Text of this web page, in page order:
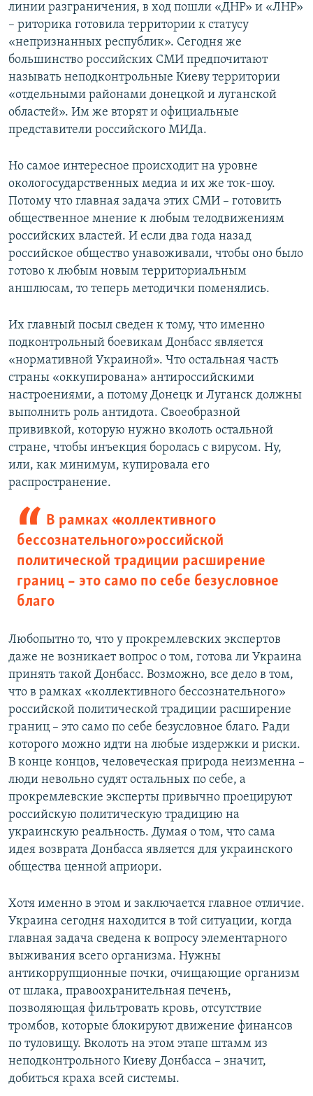
линии разграничения, в ход пошли «ДНР» и «ЛНР»
– риторика готовила территории к статусу
«непризнанных республик». Сегодня же
большинство российских СМИ предпочитают
называть неподконтрольные Киеву территории
«отдельными районами донецкой и луганской
областей». Им же вторят и официальные
представители российского МИДа.
Но самое интересное происходит на уровне
окологосударственных медиа и их же ток-шоу.
Потому что главная задача этих СМИ – готовить
общественное мнение к любым телодвижениям
российских властей. И если два года назад
российское общество унавоживали, чтобы оно было
готово к любым новым территориальным
аншлюсам, то теперь методички поменялись.
Их главный посыл сведен к тому, что именно
подконтрольный боевикам Донбасс является
«нормативной Украиной». Что остальная часть
страны «оккупирована» антироссийскими
настроениями, а потому Донецк и Луганск должны
выполнить роль антидота. Своеобразной
прививкой, которую нужно вколоть остальной
стране, чтобы инъекция боролась с вирусом. Ну,
или, как минимум, купировала его
распространение.
В рамках «коллективного
бессознательного» российской
политической традиции расширение
границ – это само по себе безусловное
благо
Любопытно то, что у прокремлевских экспертов
даже не возникает вопрос о том, готова ли Украина
принять такой Донбасс. Возможно, все дело в том,
что в рамках «коллективного бессознательного»
российской политической традиции расширение
границ – это само по себе безусловное благо. Ради
которого можно идти на любые издержки и риски.
В конце концов, человеческая природа неизменна –
люди невольно судят остальных по себе, а
прокремлевские эксперты привычно проецируют
российскую политическую традицию на
украинскую реальность. Думая о том, что сама
идея возврата Донбасса является для украинского
общества ценной априори.
Хотя именно в этом и заключается главное отличие.
Украина сегодня находится в той ситуации, когда
главная задача сведена к вопросу элементарного
выживания всего организма. Нужны
антикоррупционные почки, очищающие организм
от шлака, правоохранительная печень,
позволяющая фильтровать кровь, отсутствие
тромбов, которые блокируют движение финансов
по туловищу. Вколоть на этом этапе штамм из
неподконтрольного Киеву Донбасса – значит,
добиться краха всей системы.